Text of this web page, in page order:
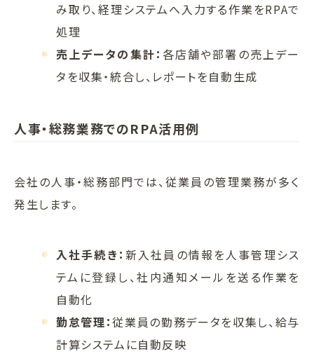
み取り、経理システムへ入力する作業をRPAで
処理
売上データの集計： 各店舗や部署の売上デー
タを収集・統合し、レポートを自動生成
人事・総務業務でのRPA活用例
会社の人事・総務部門では、従業員の管理業務が多く
発生します。
入社手続き： 新入社員の情報を人事管理シス
テムに登録し、社内通知メールを送る作業を
自動化
勤怠管理：従業員の勤務データを収集し、給与
計算システムに自動反映